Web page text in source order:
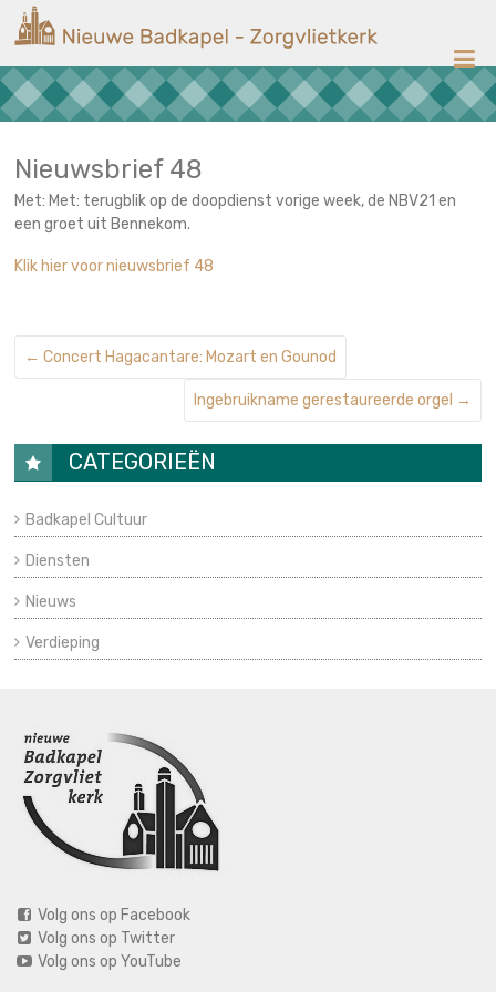
naar
inhoud
Nieuwe
Badkapel
Kerk
Nieuwsbrief 48
Met: Met: terugblik op de doopdienst vorige week, de NBV21 en
een groet uit Bennekom.
Klik hier voor nieuwsbrief 48
← Concert Hagacantare: Mozart en Gounod
Ingebruikname gerestaureerde orgel →
CATEGORIEËN
Badkapel Cultuur
Diensten
Nieuws
Verdieping
Volg ons op Facebook
Volg ons op Twitter
Volg ons op YouTube